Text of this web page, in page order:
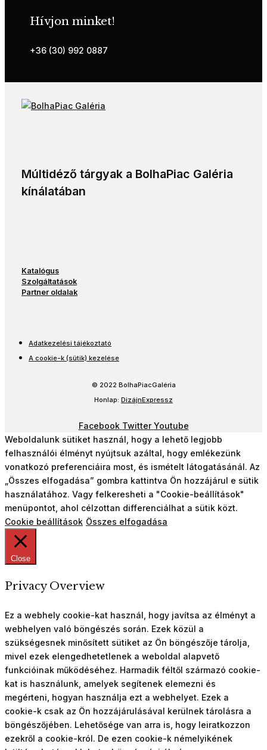
Hívjon minket!
+36 (30) 992 0887
Múltidéző tárgyak a BolhaPiac Galéria
kínálatában
Katalógus
Szolgáltatások
Partner oldalak
Adatkezelési tájékoztató
A cookie-k (sütik) kezelése
© 2022 BolhaPiacGaléria
Honlap: DizájnExpressz
Facebook Twitter Youtube
Weboldalunk sütiket használ, hogy a lehető legjobb
felhasználói élményt nyújtsuk azáltal, hogy emlékezünk
vonatkozó preferenciáira most, és ismételt látogatásánál. Az
„Összes elfogadása” gombra kattintva Ön hozzájárul e sütik
használatához. Vagy felkeresheti a "Cookie-beállítások"
menüpontot, ahol célzottan differenciálhat a sütik közt.
Cookie beállítások Összes elfogadása
Close
Privacy Overview
Ez a webhely cookie-kat használ, hogy javítsa az élményt a
webhelyen való böngészés során. Ezek közül a
szükségesnek minősített sütiket az Ön böngészője tárolja,
mivel ezek elengedhetetlenek a weboldal alapvető
funkcióinak működéséhez. Harmadik féltől származó cookie-
kat is használunk, amelyek segítenek elemezni és
megérteni, hogyan használja ezt a webhelyet. Ezek a
cookie-k csak az Ön hozzájárulásával kerülnek tárolásra a
böngészőjében. Lehetősége van arra is, hogy leiratkozzon
ezekről a cookie-król. De ezen cookie-k némelyikének